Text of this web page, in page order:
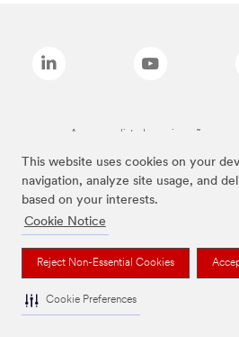
This website uses cookies on your
navigation, analyze site usage, and
based on your interests.
Cookie Notice
Reject Non-Essential Cookies
Cookie Preferences
As marcas listadas a cima são